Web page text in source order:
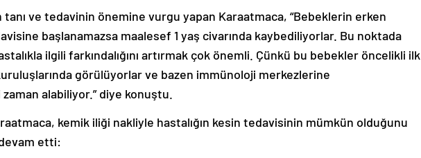
ve tedavinin önemine vurgu yapan Karaatmaca, “Bebeklerin erken
başlanamazsa maalesef 1 yaş civarında kaybediliyorlar. Bu noktada
ilgili farkındalığını artırmak çok önemli. Çünkü bu bebekler öncelikli ilk
görülüyorlar ve bazen immünoloji merkezlerine
alabiliyor.” diye konuştu.
kemik iliği nakliyle hastalığın kesin tedavisinin mümkün olduğunu
etti: